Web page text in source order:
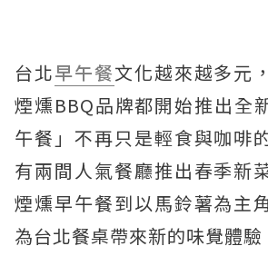
台北早午餐文化越來越多元
煙燻BBQ品牌都開始推出全
午餐」不再只是輕食與咖啡
有兩間人氣餐廳推出春季新
煙燻早午餐到以馬鈴薯為主
為台北餐桌帶來新的味覺體驗